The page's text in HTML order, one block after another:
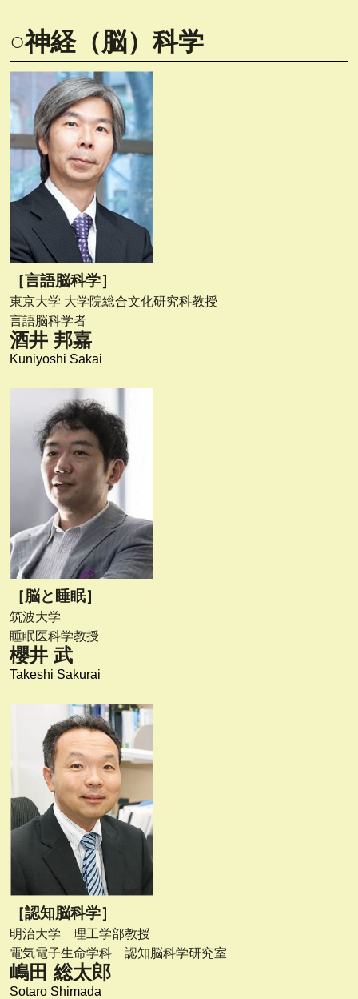
○神経（脳）科学
［言語脳科学］
東京大学 大学院総合文化研究科教授
言語脳科学者
酒井 邦嘉
Kuniyoshi Sakai
［脳と睡眠］
筑波大学
睡眠医科学教授
櫻井 武
Takeshi Sakurai
［認知脳科学］
明治大学 理工学部教授
電気電子生命学科 認知脳科学研究室
嶋田 総太郎
Sotaro Shimada